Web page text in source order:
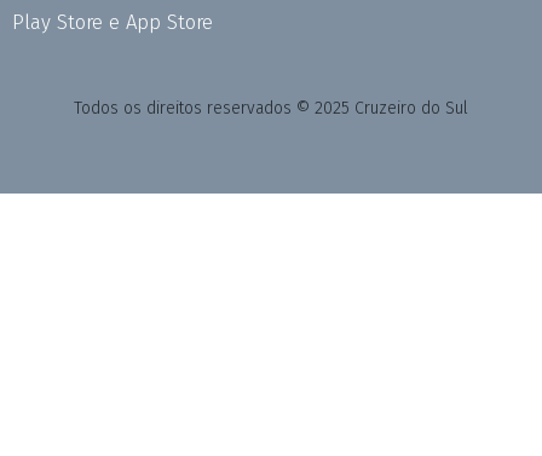
Play Store e App Store
Todos os direitos reservados © 2025 Cruzeiro do Sul